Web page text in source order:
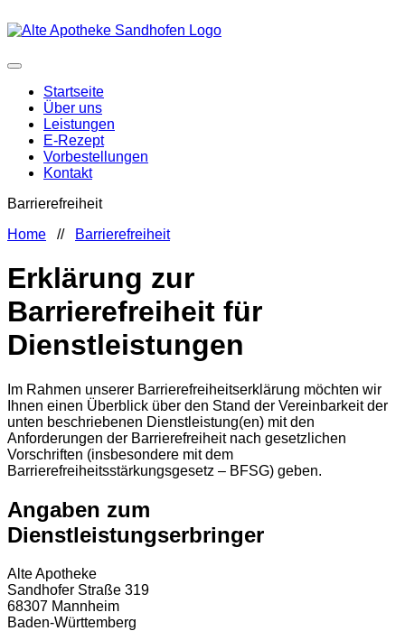
Startseite
Über uns
Leistungen
E-Rezept
Vorbestellungen
Kontakt
Barrierefreiheit
Home // Barrierefreiheit
Erklärung zur
Barrierefreiheit für
Dienstleistungen
Im Rahmen unserer Barrierefreiheitserklärung möchten wir
Ihnen einen Überblick über den Stand der Vereinbarkeit der
unten beschriebenen Dienstleistung(en) mit den
Anforderungen der Barrierefreiheit nach gesetzlichen
Vorschriften (insbesondere mit dem
Barrierefreiheitsstärkungsgesetz – BFSG) geben.
Angaben zum
Dienstleistungserbringer
Alte Apotheke
Sandhofer Straße 319
68307 Mannheim
Baden-Württemberg